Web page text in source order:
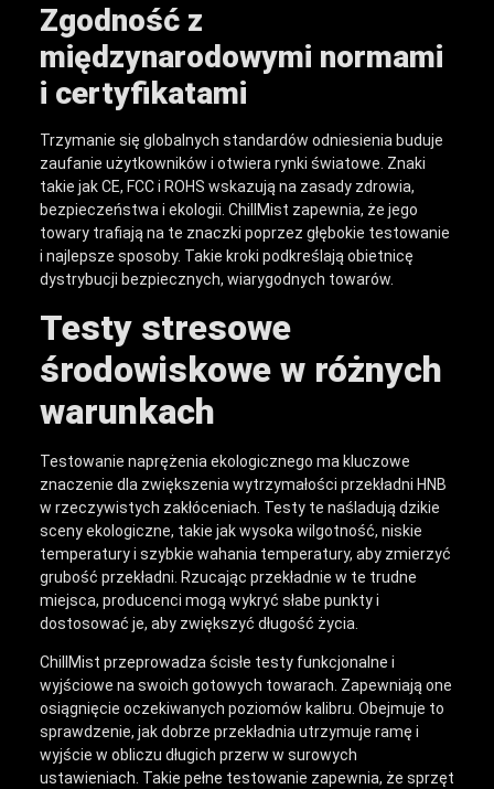
Zgodność z
międzynarodowymi normami
i certyfikatami
Trzymanie się globalnych standardów odniesienia buduje
zaufanie użytkowników i otwiera rynki światowe. Znaki
takie jak CE, FCC i ROHS wskazują na zasady zdrowia,
bezpieczeństwa i ekologii. ChillMist zapewnia, że jego
towary trafiają na te znaczki poprzez głębokie testowanie
i najlepsze sposoby. Takie kroki podkreślają obietnicę
dystrybucji bezpiecznych, wiarygodnych towarów.
Testy stresowe
środowiskowe w różnych
warunkach
Testowanie naprężenia ekologicznego ma kluczowe
znaczenie dla zwiększenia wytrzymałości przekładni HNB
w rzeczywistych zakłóceniach. Testy te naśladują dzikie
sceny ekologiczne, takie jak wysoka wilgotność, niskie
temperatury i szybkie wahania temperatury, aby zmierzyć
grubość przekładni. Rzucając przekładnie w te trudne
miejsca, producenci mogą wykryć słabe punkty i
dostosować je, aby zwiększyć długość życia.
ChillMist przeprowadza ścisłe testy funkcjonalne i
wyjściowe na swoich gotowych towarach. Zapewniają one
osiągnięcie oczekiwanych poziomów kalibru. Obejmuje to
sprawdzenie, jak dobrze przekładnia utrzymuje ramę i
wyjście w obliczu długich przerw w surowych
ustawieniach. Takie pełne testowanie zapewnia, że sprzęt